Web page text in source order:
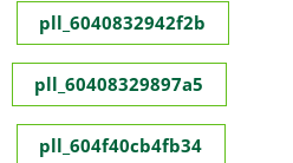
pll_6040832942f2b
pll_60408329897a5
pll_604f40cb4fb34